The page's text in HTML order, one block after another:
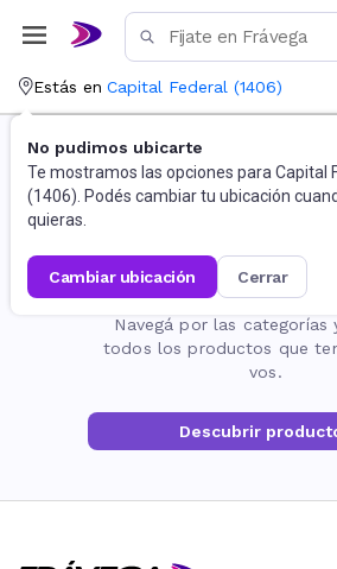
Estás en Capital Federal (1406)
No pudimos ubicarte
Te mostramos las opciones para Capital
(1406). Podés cambiar tu ubicación
quieras.
cambiar ubicación cerrar
La página no
Navegá por las categorías
todos los productos que
vos.
Descubrir